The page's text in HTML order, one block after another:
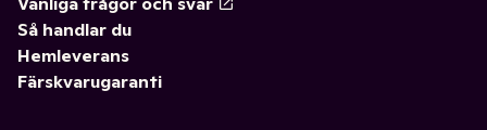
Så handlar du
Hemleverans
Färskvarugaranti